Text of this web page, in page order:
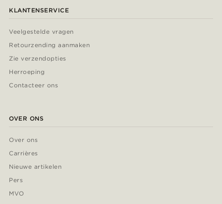
KLANTENSERVICE
Veelgestelde vragen
Retourzending aanmaken
Zie verzendopties
Herroeping
Contacteer ons
OVER ONS
Over ons
Carrières
Nieuwe artikelen
Pers
MVO